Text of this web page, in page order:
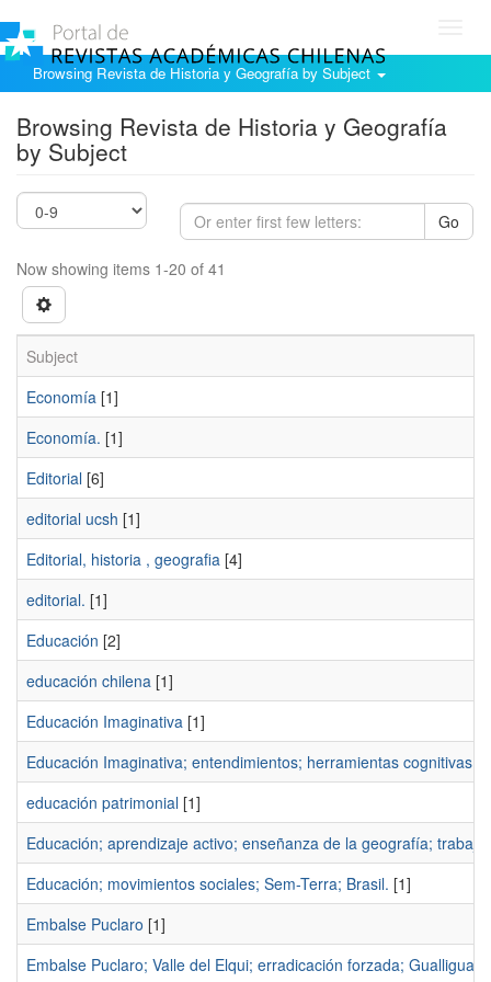
Browsing Revista de Historia y Geografía by Subject
Browsing Revista de Historia y Geografía
by Subject
Go
Now showing items 1-20 of 41
Subject
Economí­a [1]
Economí­a. [1]
Editorial [6]
editorial ucsh [1]
Editorial, historia , geografia [4]
editorial. [1]
Educación [2]
educación chilena [1]
Educación Imaginativa [1]
Educación Imaginativa; entendimientos; herramientas cognitivas;
educación patrimonial [1]
Educación; aprendizaje activo; enseñanza de la geografía; trabajo
Educación; movimientos sociales; Sem-Terra; Brasil. [1]
Embalse Puclaro [1]
Embalse Puclaro; Valle del Elqui; erradicación forzada;